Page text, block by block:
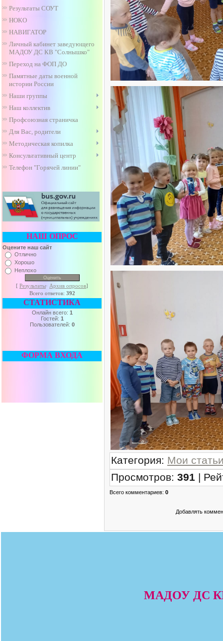
Результаты СОУТ
НОКО
НАВИГАТОР
Личный кабинет заведующего
МАДОУ ДС КВ "Солнышко"
Переход на ФОП ДО
Памятные даты военной
истории России
Наши группы
Наш коллектив
Профсоюзная страничка
Для Вас, родители
Методическая копилка
Консультативный центр
Телефон "Горячей линии"
НАШ ОПРОС
Оцените наш сайт
Отлично
Хорошо
Неплохо
[ Результаты· Архив опросов]
Всего ответов: 392
СТАТИСТИКА
Онлайн всего: 1
Гостей: 1
Пользователей: 0
ФОРМА ВХОДА
Категория: Мои
Просмотров: 391 |
Всего комментариев: 0
Добавлять
МАДОУ ДС